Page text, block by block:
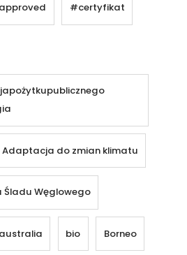
#certyfikat
Adaptacja do zmian klimatu
Śladu Węglowego
australia bio Borneo